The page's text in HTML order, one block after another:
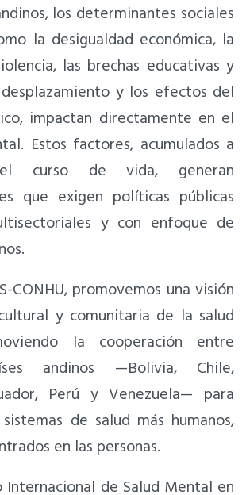
los determinantes sociales
la desigualdad económica, la
las brechas educativas y
y los efectos del
impactan directamente en el
Estos factores, acumulados a
curso de vida, generan
que exigen políticas públicas
y con enfoque de
CONHU, promovemos una visión
y comunitaria de la salud
la cooperación entre
andinos —Bolivia, Chile,
Perú y Venezuela— para
de salud más humanos,
en las personas.
Internacional de Salud Mental en